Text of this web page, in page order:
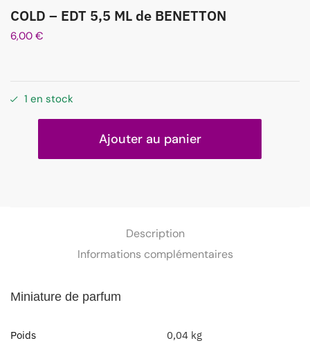
COLD – EDT 5,5 ML de BENETTON
6,00 €
1 en stock
Ajouter au panier
Description
Informations complémentaires
Miniature de parfum
Poids
0,04 kg